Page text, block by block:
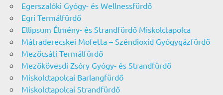
Egerszalóki Gyógy- és Wellnessfürdő
Egri Termálfürdő
Ellipsum Élmény- és Strandfürdő Miskolctapolca
Mátraderecskei Mofetta – Széndioxid Gyógygázfürdő
Mezőcsáti Termálfürdő
Mezőkövesdi Zsóry Gyógy- és Strandfürdő
Miskolctapolcai Barlangfürdő
Miskolctapolcai Strandfürdő